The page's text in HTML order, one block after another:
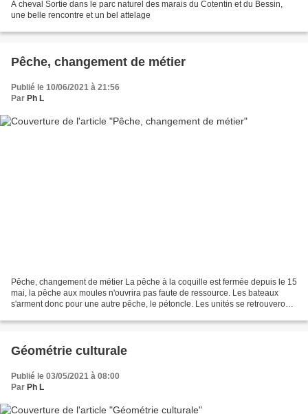
A cheval Sortie dans le parc naturel des marais du Cotentin et du Bessin,
une belle rencontre et un bel attelage
Pêche, changement de métier
Publié le 10/06/2021 à 21:56
Par Ph L
Pêche, changement de métier La pêche à la coquille est fermée depuis le 15
mai, la pêche aux moules n'ouvrira pas faute de ressource. Les bateaux
s'arment donc pour une autre pêche, le pétoncle. Les unités se retrouveront
Géométrie culturale
Publié le 03/05/2021 à 08:00
Par Ph L